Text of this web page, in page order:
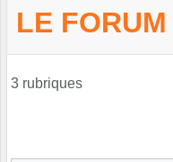
LE FORUM
3 rubriques